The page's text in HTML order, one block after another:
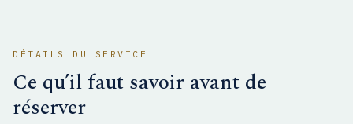
DÉTAILS DU SERVICE
Ce qu’il faut savoir avant de
réserver